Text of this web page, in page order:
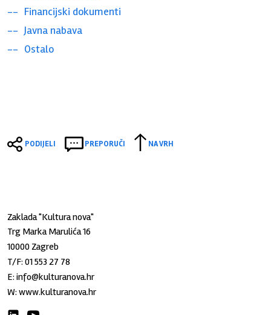
Financijski dokumenti
Javna nabava
Ostalo
PODIJELI PREPORUČI NA VRH
Zaklada "Kultura nova"
Trg Marka Marulića 16
10000 Zagreb
T/F:01 553 27 78
E:info@kulturanova.hr
W:www.kulturanova.hr